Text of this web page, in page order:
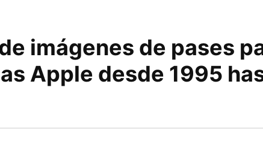
imágenes de pases
Apple desde 1995